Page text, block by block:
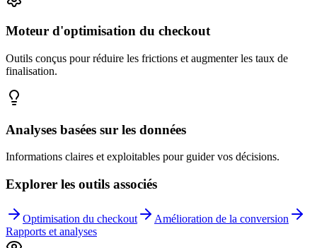
Moteur d'optimisation du checkout
Outils conçus pour réduire les frictions et augmenter les taux de
finalisation.
Analyses basées sur les données
Informations claires et exploitables pour guider vos décisions.
Explorer les outils associés
Optimisation du checkout
Amélioration de la conversion
Rapports et analyses